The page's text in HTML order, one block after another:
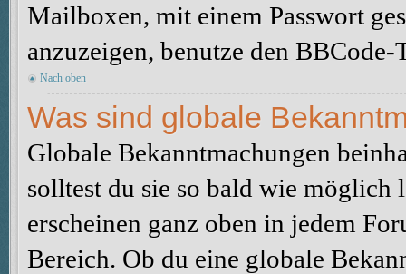
Mailboxen, mit einem Passwort
anzuzeigen, benutze den
Nach oben
Was sind globale
Globale Bekanntmachungen
solltest du sie so bald wie möglich
erscheinen ganz oben in jedem
Bereich. Ob du eine globale